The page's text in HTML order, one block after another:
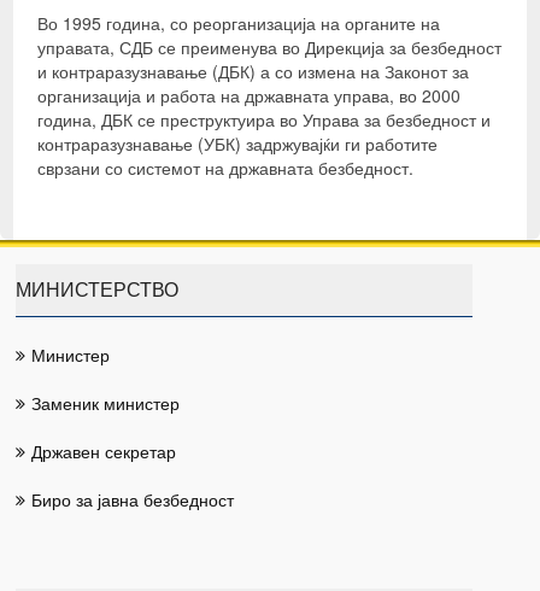
Во 1995 година, со реорганизација на органите на
управата, СДБ се преименува во Дирекција за безбедност
и контраразузнавање (ДБК) а со измена на Законот за
организација и работа на државната управа, во 2000
година, ДБК се преструктуира во Управа за безбедност и
контраразузнавање (УБК) задржувајќи ги работите
сврзани со системот на државната безбедност.
МИНИСТЕРСТВО
Министер
Заменик министер
Државен секретар
Биро за јавна безбедност